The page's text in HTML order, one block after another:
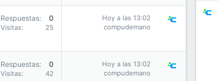
Respuestas 0
Visitas 25
Hoy a las 13:02
compudemano
Respuestas 0
Visitas 42
Hoy a las 13:02
compudemano